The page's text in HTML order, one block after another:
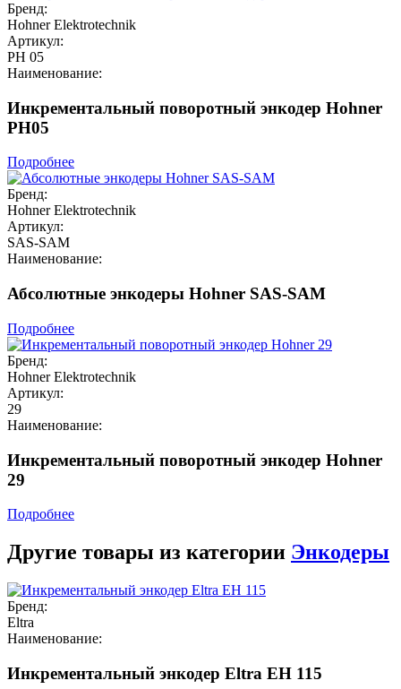
Бренд:
Hohner Elektrotechnik
Артикул:
PH 05
Наименование:
Инкрементальный поворотный энкодер Hohner
PH05
Подробнее
Бренд:
Hohner Elektrotechnik
Артикул:
SAS-SAM
Наименование:
Абсолютные энкодеры Hohner SAS-SAM
Подробнее
Бренд:
Hohner Elektrotechnik
Артикул:
29
Наименование:
Инкрементальный поворотный энкодер Hohner
29
Подробнее
Другие товары из категории Энкодеры
Бренд:
Eltra
Наименование:
Инкрементальный энкодер Eltra EH 115